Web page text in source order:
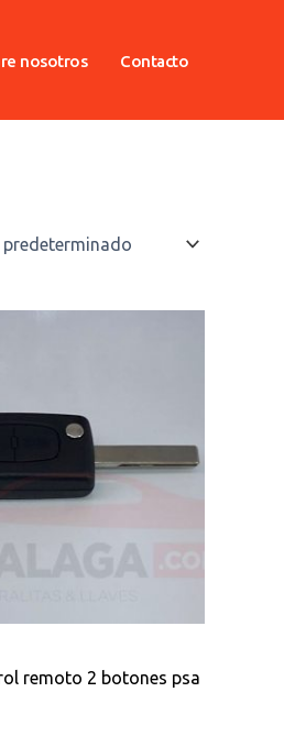
nosotros Contacto
remoto 2 botones psa